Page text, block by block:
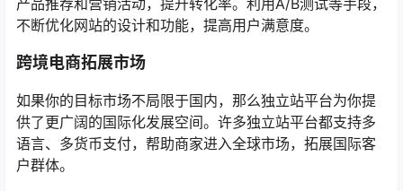
产品推荐和营销活动，提升转化率。利用A/B测试等手段，
不断优化网站的设计和功能，提高用户满意度。
跨境电商拓展市场
如果你的目标市场不局限于国内，那么独立站平台为你提
供了更广阔的国际化发展空间。许多独立站平台都支持多
语言、多货币支付，帮助商家进入全球市场，拓展国际客
户群体。